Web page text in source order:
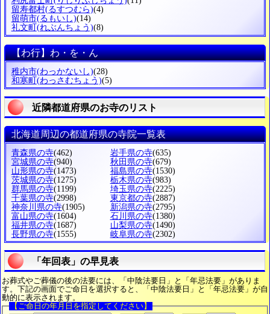
留寿都村(るすつむら)(4)
留萌市(るもいし)(14)
礼文町 (れぶんちょう)(8)
【わ行】わ・を・ん
稚内市(わっかないし)(28)
和寒町 (わっさむちょう)(5)
近隣都道府県のお寺のリスト
北海道周辺の都道府県の寺院一覧表
青森県の寺(462) 岩手県の寺(635)
宮城県の寺(940) 秋田県の寺(679)
山形県の寺(1473) 福島県の寺(1530)
茨城県の寺(1275) 栃木県の寺(983)
群馬県の寺(1199) 埼玉県の寺(2225)
千葉県の寺(2998) 東京都の寺(2887)
神奈川県の寺(1905) 新潟県の寺(2795)
富山県の寺(1604) 石川県の寺(1380)
福井県の寺(1687) 山梨県の寺(1490)
長野県の寺(1555) 岐阜県の寺(2302)
「年回表」の早見表
お葬式やご葬儀の後の法要には、「中陰法要日」と「年忌法要」がありま
す。下記の画面でご命日を選択すると、「中陰法要日」と「年忌法要」が自
動的に表示されます。
【ご命日の年月日を指定してください】